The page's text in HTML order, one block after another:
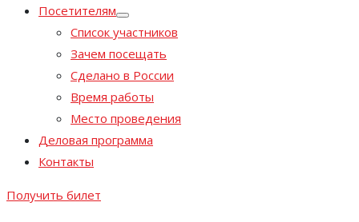
Посетителям
Список участников
Зачем посещать
Сделано в России
Время работы
Место проведения
Деловая программа
Контакты
Получить билет